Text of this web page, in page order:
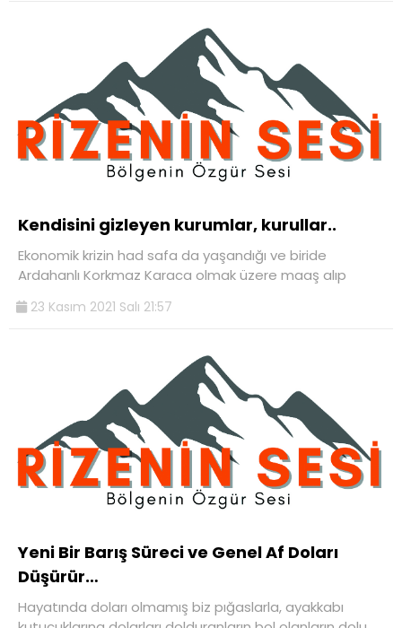
Kendisini gizleyen kurumlar, kurullar..
Ekonomik krizin had safa da yaşandığı ve biride
Ardahanlı Korkmaz Karaca olmak üzere maaş alıp
23 Kasım 2021 Salı 21:57
Yeni Bir Barış Süreci ve Genel Af Doları
Düşürür…
Hayatında doları olmamış biz pığaslarla, ayakkabı